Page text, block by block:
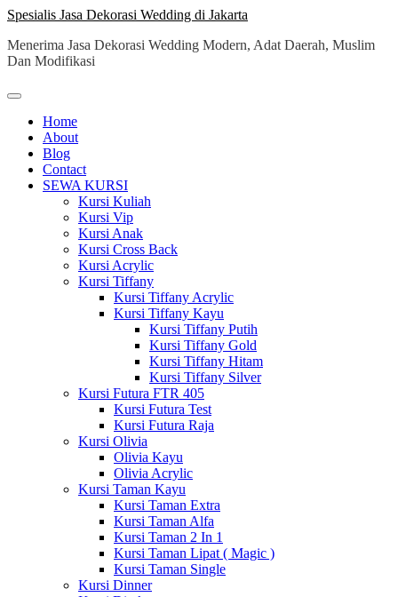
Skip
content
Spesialis Jasa Dekorasi Wedding di Jakarta
Menerima Jasa Dekorasi Wedding Modern, Adat Daerah, Muslim
Dan Modifikasi
Home
About
Blog
Contact
SEWA KURSI
Kursi Kuliah
Kursi Vip
Kursi Anak
Kursi Cross Back
Kursi Acrylic
Kursi Tiffany
Kursi Tiffany Acrylic
Kursi Tiffany Kayu
Kursi Tiffany Putih
Kursi Tiffany Gold
Kursi Tiffany Hitam
Kursi Tiffany Silver
Kursi Futura FTR 405
Kursi Futura Test
Kursi Futura Raja
Kursi Olivia
Olivia Kayu
Olivia Acrylic
Kursi Taman Kayu
Kursi Taman Extra
Kursi Taman Alfa
Kursi Taman 2 In 1
Kursi Taman Lipat ( Magic )
Kursi Taman Single
Kursi Dinner